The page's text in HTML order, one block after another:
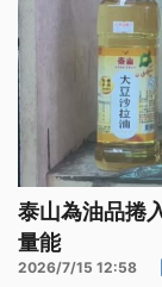
泰山為油品捲
量能
2026/7/15 12:58